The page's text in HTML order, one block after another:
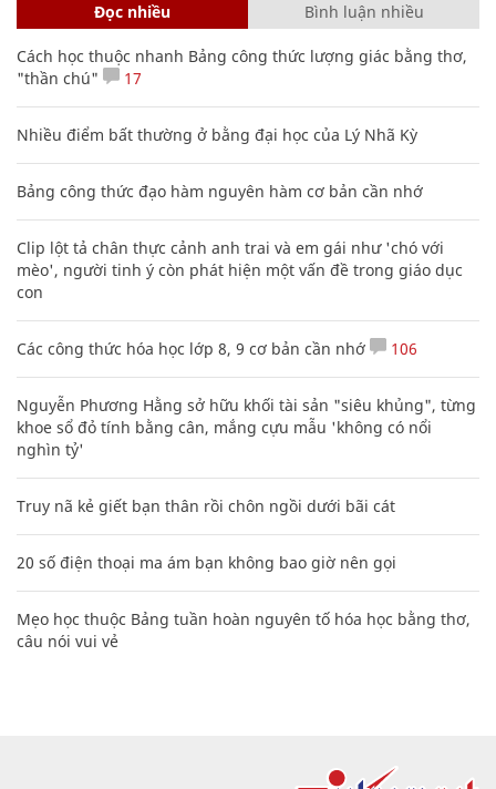
Đọc nhiều Bình luận nhiều
Cách học thuộc nhanh Bảng công thức lượng giác bằng thơ,
"thần chú"
17
Nhiều điểm bất thường ở bằng đại học của Lý Nhã Kỳ
Bảng công thức đạo hàm nguyên hàm cơ bản cần nhớ
Clip lột tả chân thực cảnh anh trai và em gái như 'chó với
mèo', người tinh ý còn phát hiện một vấn đề trong giáo dục
con
Các công thức hóa học lớp 8, 9 cơ bản cần nhớ 106
Nguyễn Phương Hằng sở hữu khối tài sản "siêu khủng", từng
khoe sổ đỏ tính bằng cân, mắng cựu mẫu 'không có nổi
nghìn tỷ'
Truy nã kẻ giết bạn thân rồi chôn ngồi dưới bãi cát
20 số điện thoại ma ám bạn không bao giờ nên gọi
Mẹo học thuộc Bảng tuần hoàn nguyên tố hóa học bằng thơ,
câu nói vui vẻ